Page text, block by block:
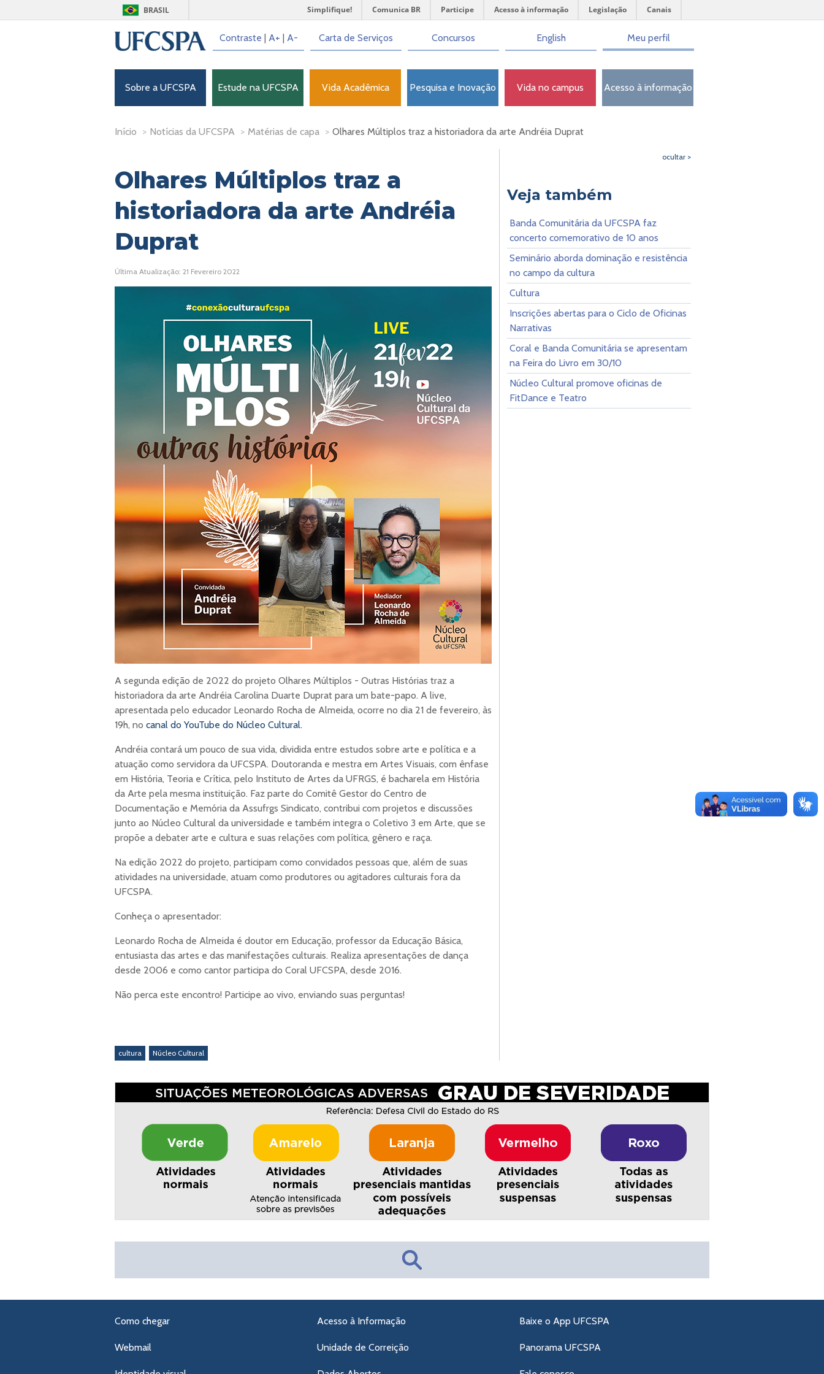
BRASIL Simplifique! Comunica BR Participe Acesso à informação Legislação Canais
Contraste | A+ | A- Carta de Serviços Concursos English Meu perfil
Sobre a UFCSPA Estude na UFCSPA Vida Acadêmica Pesquisa e Inovação Vida no campus Acesso à informação
Início > Notícias da UFCSPA > Matérias de capa > Olhares Múltiplos traz a historiadora da arte Andréia Duprat
Olhares Múltiplos traz a
historiadora da arte Andréia
Duprat
Última Atualização: 21 Fevereiro 2022
A segunda edição de 2022 do projeto Olhares Múltiplos - Outras Histórias traz a
historiadora da arte Andréia Carolina Duarte Duprat para um bate-papo. A live,
apresentada pelo educador Leonardo Rocha de Almeida, ocorre no dia 21 de fevereiro, às
19h, no canal do YouTube do Núcleo Cultural.
Andréia contará um pouco de sua vida, dividida entre estudos sobre arte e política e a
atuação como servidora da UFCSPA. Doutoranda e mestra em Artes Visuais, com ênfase
em História, Teoria e Crítica, pelo Instituto de Artes da UFRGS, é bacharela em História
da Arte pela mesma instituição. Faz parte do Comitê Gestor do Centro de
Documentação e Memória da Assufrgs Sindicato, contribui com projetos e discussões
junto ao Núcleo Cultural da universidade e também integra o Coletivo 3 em Arte, que se
propõe a debater arte e cultura e suas relações com política, gênero e raça.
Na edição 2022 do projeto, participam como convidados pessoas que, além de suas
atividades na universidade, atuam como produtores ou agitadores culturais fora da
UFCSPA.
Conheça o apresentador:
Leonardo Rocha de Almeida é doutor em Educação, professor da Educação Básica,
entusiasta das artes e das manifestações culturais. Realiza apresentações de dança
desde 2006 e como cantor participa do Coral UFCSPA, desde 2016.
Não perca este encontro! Participe ao vivo, enviando suas perguntas!
cultura Núcleo Cultural
ocultar >
Veja também
Banda Comunitária da UFCSPA faz
concerto comemorativo de 10 anos
Seminário aborda dominação e resistência
no campo da cultura
Cultura
Inscrições abertas para o Ciclo de Oficinas
Narrativas
Coral e Banda Comunitária se apresentam
na Feira do Livro em 30/10
Núcleo Cultural promove oficinas de
FitDance e Teatro
Como chegar
Webmail
Acesso à Informação
Unidade de Correição
Baixe o App UFCSPA
Panorama UFCSPA